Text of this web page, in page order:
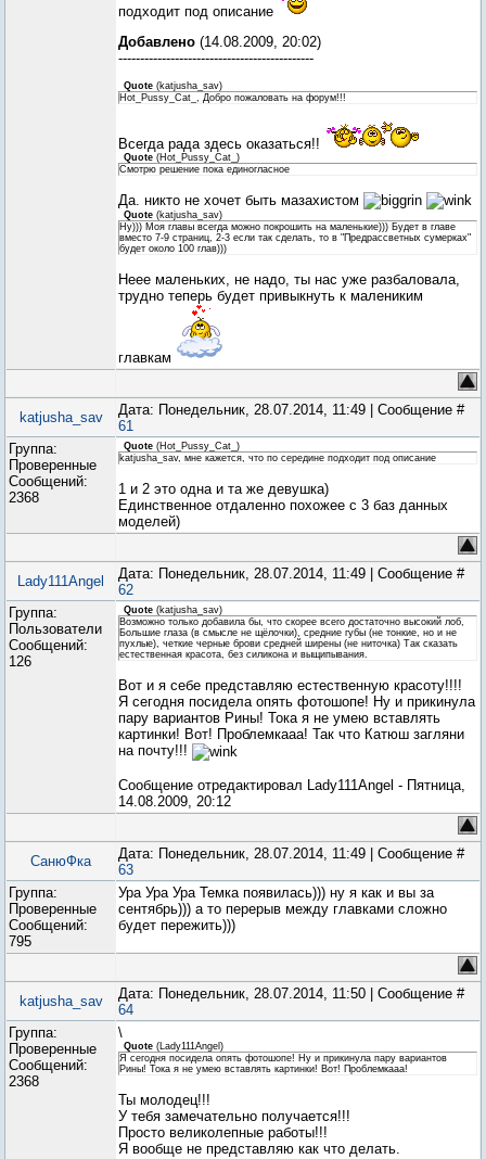
подходит под описание
Добавлено (14.08.2009, 20:02)
---------------------------------------------
Quote (katjusha_sav)
Hot_Pussy_Cat_, Добро пожаловать на форум!!!
Всегда рада здесь оказаться!!
Quote (Hot_Pussy_Cat_ )
Смотрю решение пока единогласное
Да. никто не хочет быть мазахистом
Quote (katjusha_sav)
Ну))) Моя главы всегда можно покрошить на маленькие))) Будет в главе
вместо 7-9 страниц, 2-3 если так сделать, то в "Предрассветных сумерках"
будет около 100 глав)))
Неее маленьких, не надо, ты нас уже разбаловала,
трудно теперь будет привыкнуть к малениким
главкам
katjusha_sav
Дата: Понедельник, 28.07.2014, 11:49 | Сообщение #
61
Группа:
Проверенные
Сообщений:
2368
Quote (Hot_Pussy_Cat_ )
katjusha_sav, мне кажется, что по середине подходит под описание
1 и 2 это одна и та же девушка)
Единственное отдаленно похожее с 3 баз данных
моделей)
Lady111Angel
Дата: Понедельник, 28.07.2014, 11:49 | Сообщение #
62
Группа:
Пользователи
Сообщений:
126
Quote (katjusha_sav)
Возможно только добавила бы, что скорее всего достаточно высокий лоб,
Большие глаза (в смысле не щёлочки), средние губы (не тонкие, но и не
пухлые), четкие черные брови средней ширены (не ниточка) Так сказать
естественная красота, без силикона и выщипывания.
Вот и я себе представляю естественную красоту!!!!
Я сегодня посидела опять фотошопе! Ну и прикинула
пару вариантов Рины! Тока я не умею вставлять
картинки! Вот! Проблемкааа! Так что Катюш загляни
на почту!!!
Сообщение отредактировал Lady111Angel - Пятница,
14.08.2009, 20:12
СанюФка
Дата: Понедельник, 28.07.2014, 11:49 | Сообщение #
63
Группа:
Проверенные
Сообщений:
795
Ура Ура Ура Темка появилась))) ну я как и вы за
сентябрь))) а то перерыв между главками сложно
будет пережить)))
katjusha_sav
Дата: Понедельник, 28.07.2014, 11:50 | Сообщение #
64
Группа:
Проверенные
Сообщений:
2368
\
Quote (Lady111Angel )
Я сегодня посидела опять фотошопе! Ну и прикинула пару вариантов
Рины! Тока я не умею вставлять картинки! Вот! Проблемкааа!
Ты молодец!!!
У тебя замечательно получается!!!
Просто великолепные работы!!!
Я вообще не представляю как что делать.